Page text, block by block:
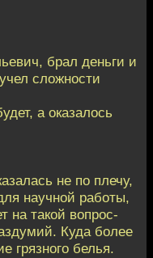
брал деньги и
сложности
а оказалось
не по плечу,
научной работы,
на такой вопрос-
Куда более
грязного белья.